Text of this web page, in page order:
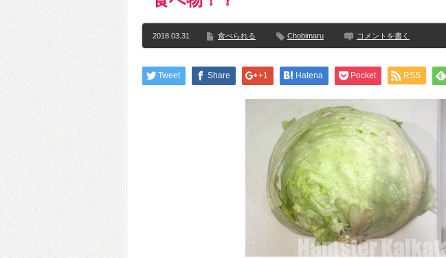
2018.03.31 食べられる Chobimaru コメントを書く
Tweet Share +1 Hatena Pocket RSS